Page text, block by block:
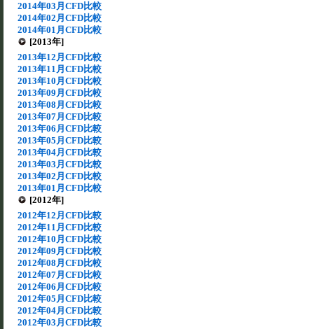
2014年03月CFD比較
2014年02月CFD比較
2014年01月CFD比較
[2013年]
2013年12月CFD比較
2013年11月CFD比較
2013年10月CFD比較
2013年09月CFD比較
2013年08月CFD比較
2013年07月CFD比較
2013年06月CFD比較
2013年05月CFD比較
2013年04月CFD比較
2013年03月CFD比較
2013年02月CFD比較
2013年01月CFD比較
[2012年]
2012年12月CFD比較
2012年11月CFD比較
2012年10月CFD比較
2012年09月CFD比較
2012年08月CFD比較
2012年07月CFD比較
2012年06月CFD比較
2012年05月CFD比較
2012年04月CFD比較
2012年03月CFD比較